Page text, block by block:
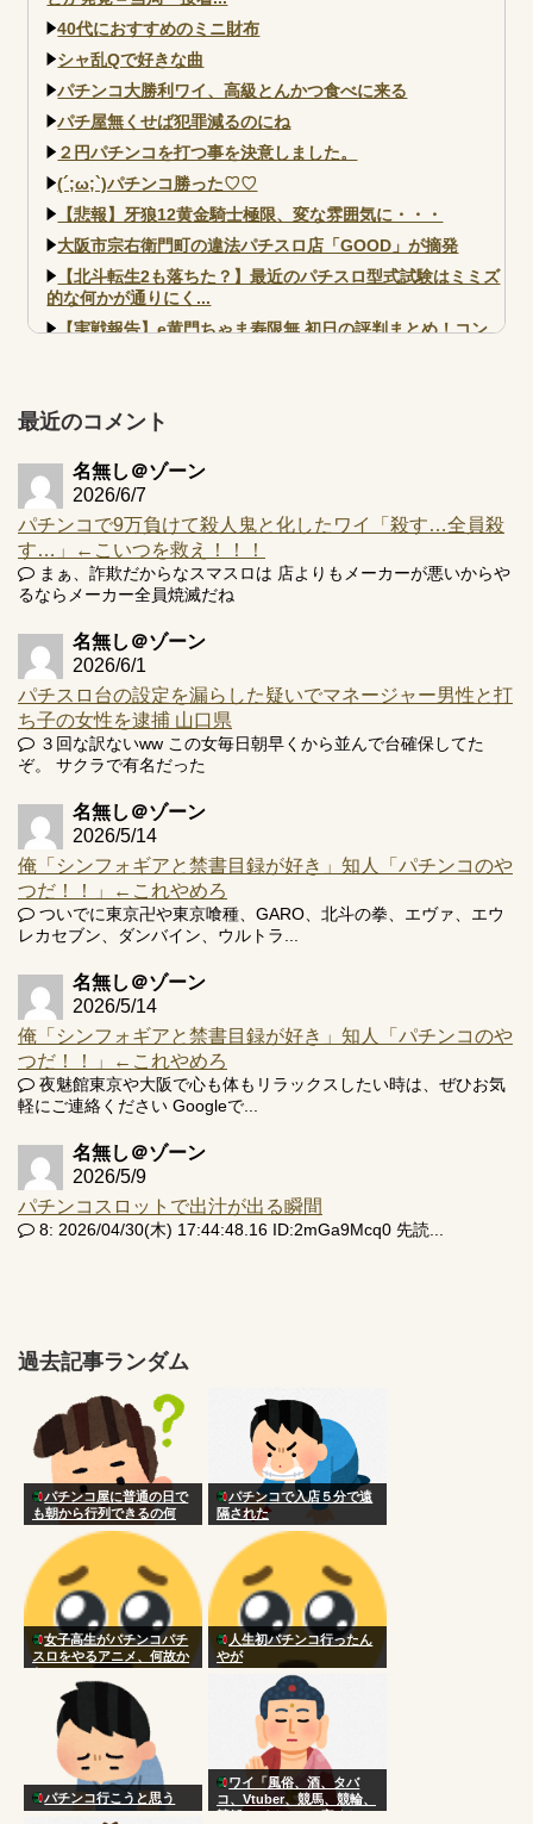
40代におすすめのミニ財布
シャ乱Qで好きな曲
パチンコ大勝利ワイ、高級とんかつ食べに来る
パチ屋無くせば犯罪減るのにね
２円パチンコを打つ事を決意しました。
(´;ω;`)パチンコ勝った♡♡
【悲報】牙狼12黄金騎士極限、変な雰囲気に・・・
大阪市宗右衛門町の違法パチスロ店「GOOD」が摘発
【北斗転生2も落ちた？】最近のパチスロ型式試験はミミズ
的な何かが通りにく...
【実戦報告】e黄門ちゃま寿限無 初日の評判まとめ！コン
Powered by livedoor 相互RSS
最近のコメント
名無し＠ゾーン
2026/6/7
パチンコで9万負けて殺人鬼と化したワイ「殺す…全員殺
す…」←こいつを救え！！！
まぁ、詐欺だからなスマスロは 店よりもメーカーが悪いからや
るならメーカー全員焼滅だね
名無し＠ゾーン
2026/6/1
パチスロ台の設定を漏らした疑いでマネージャー男性と打
ち子の女性を逮捕 山口県
３回な訳ないww この女毎日朝早くから並んで台確保してた
ぞ。 サクラで有名だった
名無し＠ゾーン
2026/5/14
俺「シンフォギアと禁書目録が好き」知人「パチンコのや
つだ！！」←これやめろ
ついでに東京卍や東京喰種、GARO、北斗の拳、エヴァ、エウ
レカセブン、ダンバイン、ウルトラ...
名無し＠ゾーン
2026/5/14
俺「シンフォギアと禁書目録が好き」知人「パチンコのや
つだ！！」←これやめろ
夜魅館東京や大阪で心も体もリラックスしたい時は、ぜひお気
軽にご連絡ください Googleで...
名無し＠ゾーン
2026/5/9
パチンコスロットで出汁が出る瞬間
8: 2026/04/30(木) 17:44:48.16 ID:2mGa9Mcq0 先読...
過去記事ランダム
パチンコ屋に普通の日で
も朝から行列できるの何
で？
パチンコで入店５分で遠
隔された
女子高生がパチンコパチ
スロをやるアニメ、何故か
ない
人生初パチンコ行ったん
やが
パチンコ行こうと思う
ワイ「風俗、酒、タバ
コ、Vtuber、競馬、競輪、
競艇、パチンコ、宝くじ一